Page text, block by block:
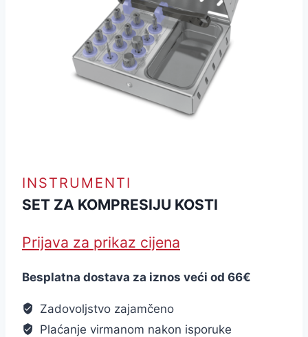
INSTRUMENTI
SET ZA KOMPRESIJU KOSTI
Prijava za prikaz cijena
Besplatna dostava za iznos veći od 66€
Zadovoljstvo zajamčeno
Plaćanje virmanom nakon isporuke